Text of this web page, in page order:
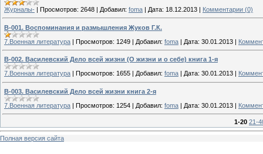
Журналы- | Просмотров: 2648 | Добавил: foma | Дата: 18.12.2013 | Комментарии (0)
В-001. Воспоминания и размышления Жуков Г.К.
7.Военная литература | Просмотров: 1249 | Добавил: foma | Дата: 30.01.2013 |
В-002. Василевский Дело всей жизни (О жизни и о себе) книга 1-я
7.Военная литература
Просмотров: 1655 Добавил: foma Дата: 30.01.2013
В-003. Василевский Дело всей жизни книга 2-я
7.Военная литература | Просмотров: 1254 | Добавил: foma | Дата: 30.01.2013 |
1-20 21-
Полная версия сайта